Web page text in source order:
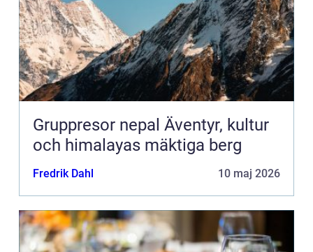
Gruppresor nepal Äventyr, kultur
och himalayas mäktiga berg
Fredrik Dahl 10 maj 2026